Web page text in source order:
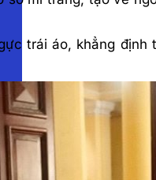
trái áo, khẳng